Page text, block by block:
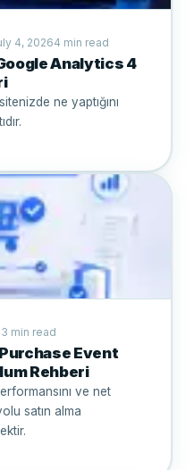
4, 20264 min read
Analytics 4
ne yaptığını
3 min read
Event
Rehberi
ve net
satın alma